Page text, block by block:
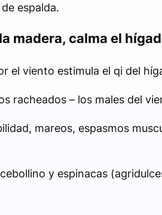
espalda.
madera, calma el
el viento estimula el qi del
racheados – los males del
mareos, espasmos
y espinacas